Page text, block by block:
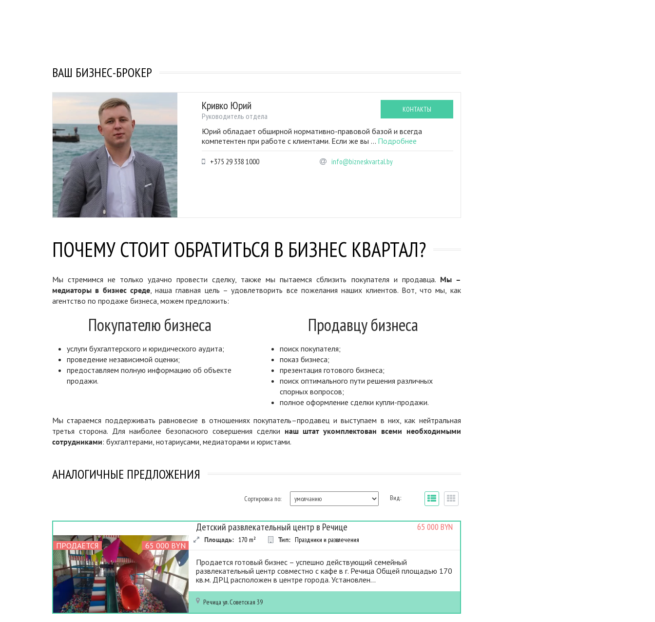
ВАШ БИЗНЕС-БРОКЕР
Кривко Юрий
Руководитель отдела
КОНТАКТЫ
Юрий обладает обширной нормативно-правовой базой и всегда
компетентен при работе с клиентами. Если же вы ... Подробнее
+375 29 338 1000 info@bizneskvartal.by
ПОЧЕМУ СТОИТ ОБРАТИТЬСЯ В БИЗНЕС КВАРТАЛ?
Мы стремимся не только удачно провести сделку, также мы пытаемся сблизить покупателя и продавца. Мы –
медиаторы в бизнес среде, наша главная цель – удовлетворить все пожелания наших клиентов. Вот, что мы, как
агентство по продаже бизнеса, можем предложить:
Покупателю бизнеса
услуги бухгалтерского и юридического аудита;
проведение независимой оценки;
предоставляем полную информацию об объекте
продажи.
Продавцу бизнеса
поиск покупателя;
показ бизнеса;
презентация готового бизнеса;
поиск оптимального пути решения различных
спорных вопросов;
полное оформление сделки купли-продажи.
Мы стараемся поддерживать равновесие в отношениях покупатель–продавец и выступаем в них, как нейтральная
третья сторона. Для наиболее безопасного совершения сделки наш штат укомплектован всеми необходимыми
сотрудниками: бухгалтерами, нотариусами, медиаторами и юристами.
АНАЛОГИЧНЫЕ ПРЕДЛОЖЕНИЯ
Сортировка по: Вид:
ПРОДАЕТСЯ 65 000 BYN
Детский развлекательный центр в Речице 65 000 BYN
Площадь: 170 m² Тип: Праздники и развлечения
Продается готовый бизнес – успешно действующий семейный
развлекательный центр совместно с кафе в г. Речица Общей площадью 170
кв.м. ДРЦ расположен в центре города. Установлен...
Речица ул. Советская 39